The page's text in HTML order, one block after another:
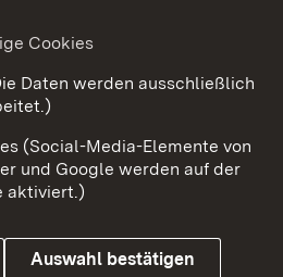
Barrierefreiheit
Cookies
Cookies
Daten werden ausschließlich
(Social-Media-Elemente von
und Google werden auf der
aktiviert.)
Auswahl bestätigen